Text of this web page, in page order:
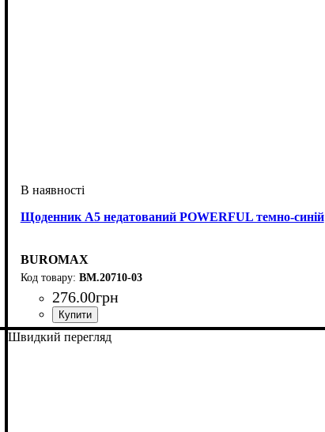
Щоденник А5 недатований POWERFUL темно-синій
BUROMAX
BM.20710-03
276.00грн
Швидкий перегляд